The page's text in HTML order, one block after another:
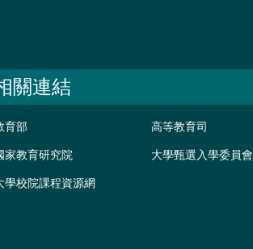
關連結
育部 高等教育司
家教育研究院 大學甄選入學委員會
學校院課程資源網